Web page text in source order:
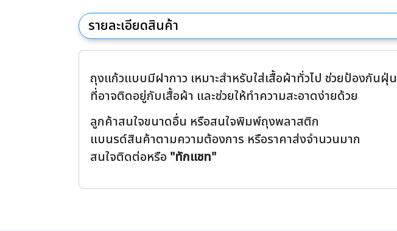
รายละเอียดสินค้า
ถุงแก้วแบบมีฝากาว เหมาะสำหรับใส่เสื้อผ้าทั่วไป ช่วยป้องกันฝุ่น
ที่อาจติดอยู่กับเสื้อผ้า และช่วยให้ทำความสะอาดง่ายด้วย
ลูกค้าสนใจขนาดอื่น หรือสนใจพิมพ์ถุงพลาสติก
แบนรด์สินค้าตามความต้องการ หรือราคาส่งจำนวนมาก
สนใจติดต่อหรือ "ทักแชท"